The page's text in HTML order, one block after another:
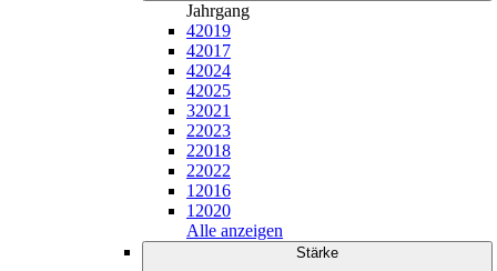
Jahrgang
42019
42017
42024
42025
32021
22023
22018
22022
1 2016
1 2020
Alle anzeigen
Stärke